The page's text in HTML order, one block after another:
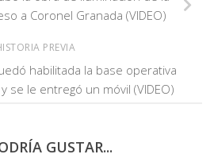
a Coronel Granada (VIDEO)
PREVIA
habilitada la base operativa
se le entregó un móvil (VIDEO)
GUSTAR...